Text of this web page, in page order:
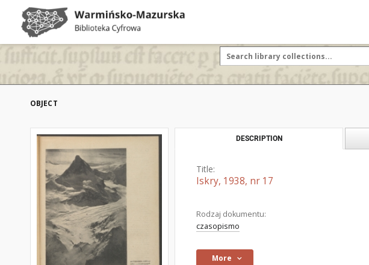
OBJECT
DESCRIPTION
Title:
Iskry, 1938, nr 17
Rodzaj dokumentu:
czasopismo
More